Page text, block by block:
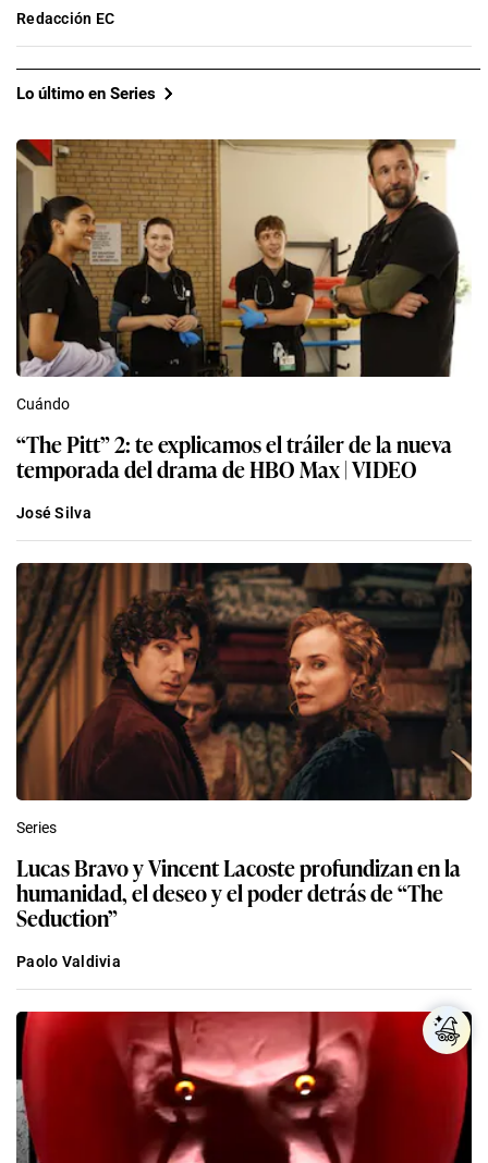
Redacción EC
Lo último en Series
Cuándo
“The Pitt” 2: te explicamos el tráiler de la nueva
temporada del drama de HBO Max | VIDEO
José Silva
Series
Lucas Bravo y Vincent Lacoste profundizan en la
humanidad, el deseo y el poder detrás de “The
Seduction”
Paolo Valdivia